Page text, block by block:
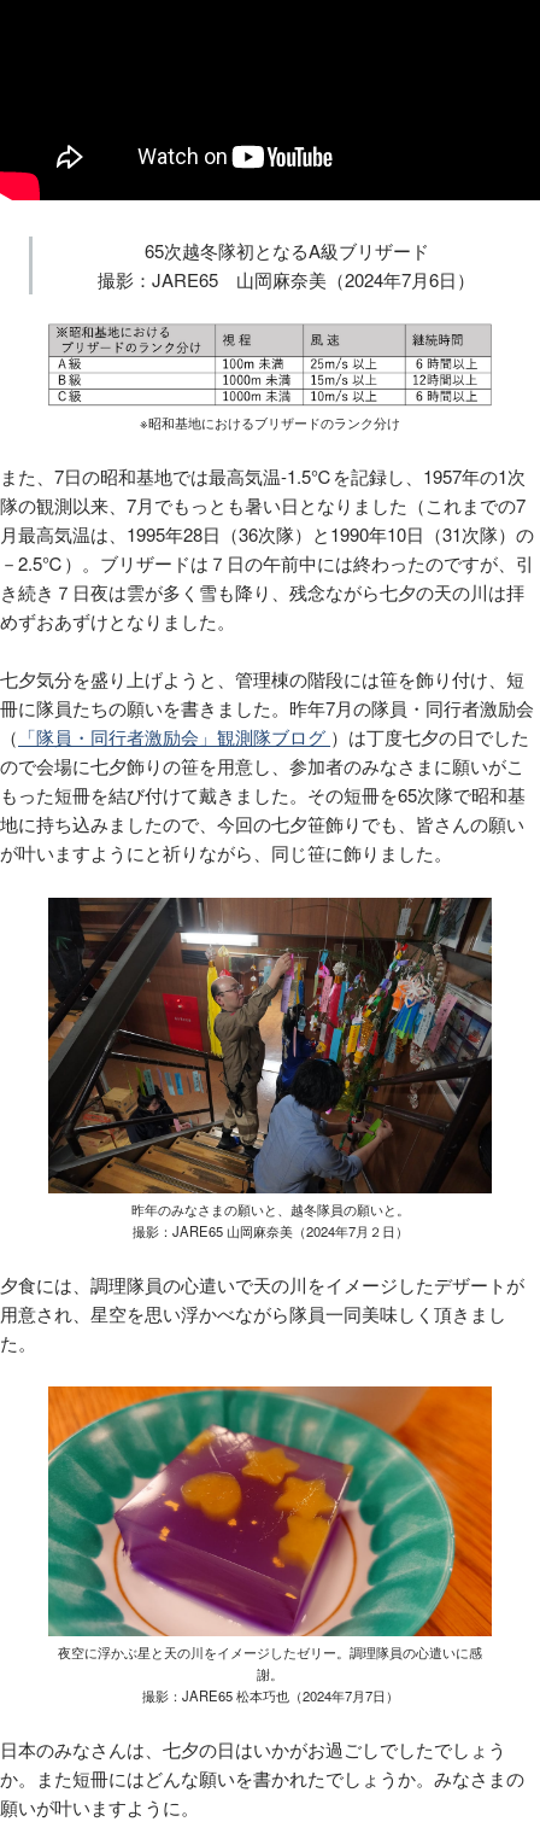
65次越冬隊初となるA級ブリザード
撮影：JARE65 山岡麻奈美（2024年7月6日）
※昭和基地におけるブリザードのランク分け
また、7日の昭和基地では最高気温-1.5℃を記録し、1957年の1次
隊の観測以来、7月でもっとも暑い日となりました（これまでの7
月最高気温は、1995年28日（36次隊）と1990年10日（31次隊）の
－2.5℃）。ブリザードは７日の午前中には終わったのですが、引
き続き７日夜は雲が多く雪も降り、残念ながら七夕の天の川は拝
めずおあずけとなりました。
七夕気分を盛り上げようと、管理棟の階段には笹を飾り付け、短
冊に隊員たちの願いを書きました。昨年7月の隊員・同行者激励会
（ 「隊員・同行者激励会」観測隊ブログ ）は丁度七夕の日でした
ので会場に七夕飾りの笹を用意し、参加者のみなさまに願いがこ
もった短冊を結び付けて戴きました。その短冊を65次隊で昭和基
地に持ち込みましたので、今回の七夕笹飾りでも、皆さんの願い
が叶いますようにと祈りながら、同じ笹に飾りました。
昨年のみなさまの願いと、越冬隊員の願いと。
撮影：JARE65 山岡麻奈美（2024年7月２日）
夕食には、調理隊員の心遣いで天の川をイメージしたデザートが
用意され、星空を思い浮かべながら隊員一同美味しく頂きまし
た。
夜空に浮かぶ星と天の川をイメージしたゼリー。調理隊員の心遣いに感
謝。
撮影：JARE65 松本巧也（2024年7月7日）
日本のみなさんは、七夕の日はいかがお過ごしでしたでしょう
か。また短冊にはどんな願いを書かれたでしょうか。みなさまの
願いが叶いますように。